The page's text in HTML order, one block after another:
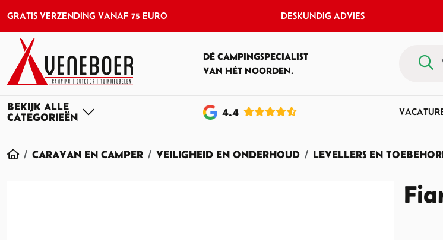
GRATIS VERZENDING VANAF 75 EURO DESKUNDIG ADVIES
DÉ CAMPINGSPECIALIST
VAN HÉT NOORDEN.
4.4
HOME
CARAVAN EN CAMPER VEILIGHEID EN ONDERHOUD LEVELLERS EN